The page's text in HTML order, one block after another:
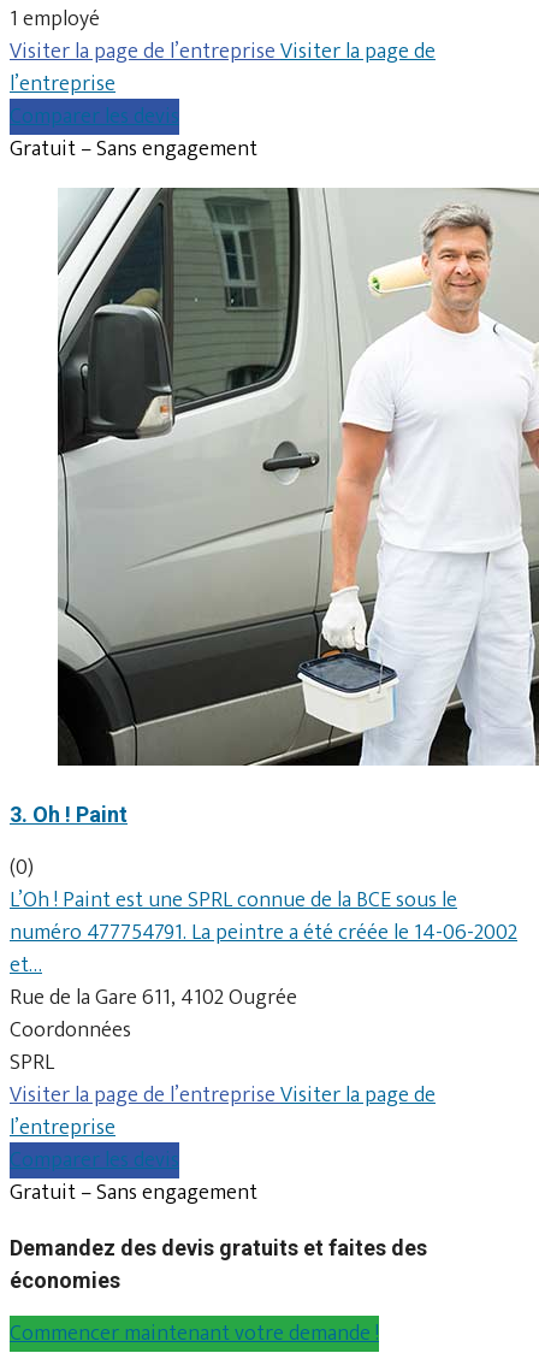
1 employé
Visiter la page de l’entrepriseVisiter la page de
l’entreprise
Comparer les devis
Gratuit – Sans engagement
3. Oh ! Paint
(0)
L’Oh ! Paint est une SPRL connue de la BCE sous le
numéro 477754791. La peintre a été créée le 14-06-2002
et…
Rue de la Gare 611, 4102 Ougrée
Coordonnées
SPRL
Visiter la page de l’entrepriseVisiter la page de
l’entreprise
Comparer les devis
Gratuit – Sans engagement
Demandez des devis gratuits et faites des
économies
Commencer maintenant votre demande !